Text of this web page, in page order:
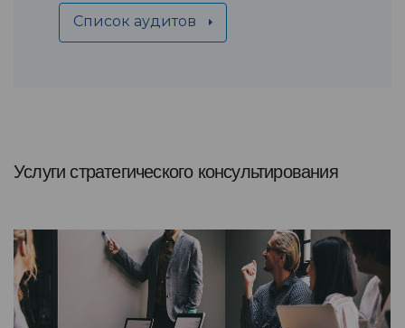
Список аудитов
Услуги стратегического консультирования